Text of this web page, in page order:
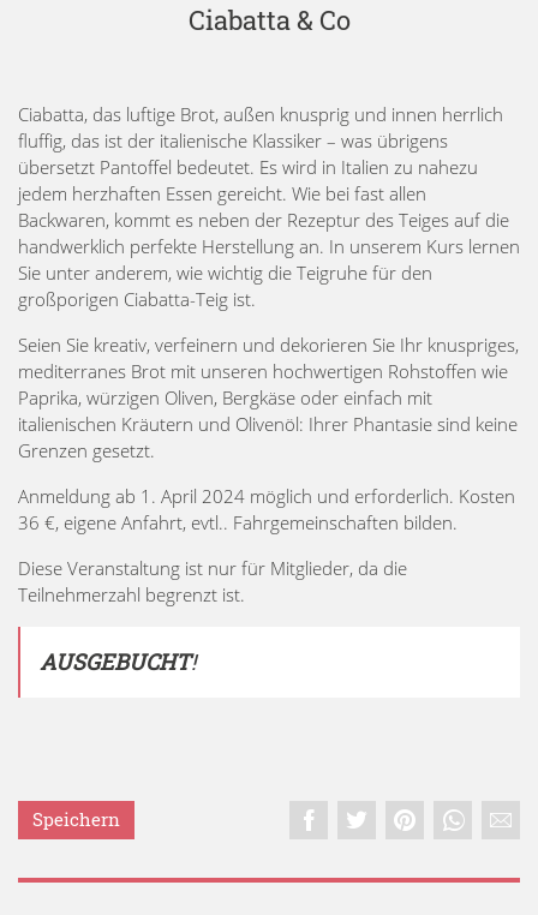
Ciabatta & Co
Ciabatta, das luftige Brot, außen knusprig und innen herrlich
fluffig, das ist der italienische Klassiker – was übrigens
übersetzt Pantoffel bedeutet. Es wird in Italien zu nahezu
jedem herzhaften Essen gereicht. Wie bei fast allen
Backwaren, kommt es neben der Rezeptur des Teiges auf die
handwerklich perfekte Herstellung an. In unserem Kurs lernen
Sie unter anderem, wie wichtig die Teigruhe für den
großporigen Ciabatta-Teig ist.
Seien Sie kreativ, verfeinern und dekorieren Sie Ihr knuspriges,
mediterranes Brot mit unseren hochwertigen Rohstoffen wie
Paprika, würzigen Oliven, Bergkäse oder einfach mit
italienischen Kräutern und Olivenöl: Ihrer Phantasie sind keine
Grenzen gesetzt.
Anmeldung ab 1. April 2024 möglich und erforderlich. Kosten
36 €, eigene Anfahrt, evtl.. Fahrgemeinschaften bilden.
Diese Veranstaltung ist nur für Mitglieder, da die
Teilnehmerzahl begrenzt ist.
AUSGEBUCHT!
Speichern